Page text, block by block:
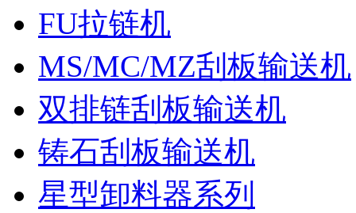
FU拉链机
MS/MC/MZ刮板输送机
双排链刮板输送机
铸石刮板输送机
星型卸料器系列